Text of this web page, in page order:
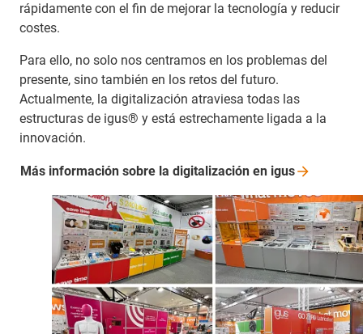
rápidamente con el fin de mejorar la tecnología y reducir
costes.
Para ello, no solo nos centramos en los problemas del
presente, sino también en los retos del futuro.
Actualmente, la digitalización atraviesa todas las
estructuras de igus® y está estrechamente ligada a la
innovación.
Más información sobre la digitalización en igus